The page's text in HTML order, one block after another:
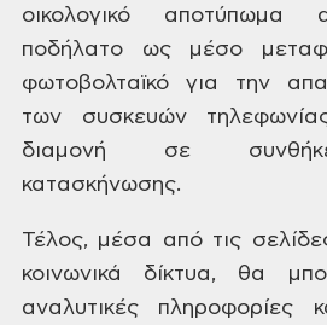
οικολογικό αποτύπωμα
ποδήλατο ως μέσο
φωτοβολταϊκό για την
των συσκευών
διαμονή σε
κατασκήνωσης.
Τέλος, μέσα από τις
κοινωνικά δίκτυα, θα
αναλυτικές πληροφορίες